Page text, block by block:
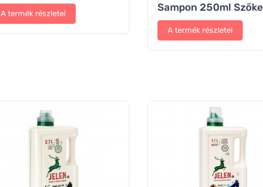
A termék részletei
Sampon 250ml Szőke
A termék részletei